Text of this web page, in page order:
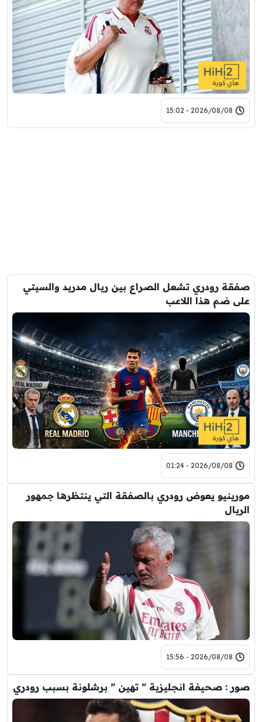
2026/08/08 - 15:02
صفقة رودري تشعل الصراع بين ريال مدريد والسيتي
على ضم هذا اللاعب
2026/08/08 - 01:24
مورينيو يعوض رودري بالصفقة التي ينتظرها جمهور
الريال
2026/08/08 - 15:56
صور : صحيفة انجليزية ” تهين ” برشلونة بسبب رودري